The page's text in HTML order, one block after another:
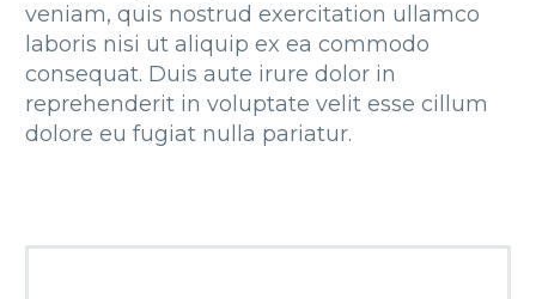
veniam, quis nostrud exercitation ullamco
laboris nisi ut aliquip ex ea commodo
consequat. Duis aute irure dolor in
reprehenderit in voluptate velit esse cillum
dolore eu fugiat nulla pariatur.